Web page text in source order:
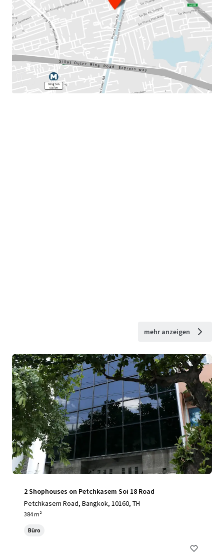
mehr anzeigen
2 Shophouses on Petchkasem Soi 18 Road
Petchkasem Road, Bangkok, 10160, TH
384 m²
Büro